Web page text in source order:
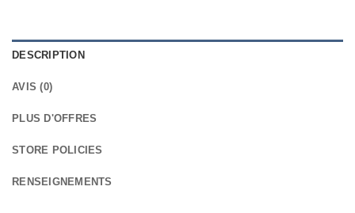
DESCRIPTION
AVIS (0)
PLUS D'OFFRES
STORE POLICIES
RENSEIGNEMENTS